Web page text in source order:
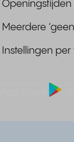
Meerdere
Instellingen